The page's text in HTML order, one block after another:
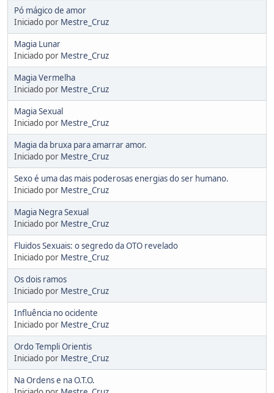
Pó mágico de amor
Iniciado por Mestre_Cruz
Magia Lunar
Iniciado por Mestre_Cruz
Magia Vermelha
Iniciado por Mestre_Cruz
Magia Sexual
Iniciado por Mestre_Cruz
Magia da bruxa para amarrar amor.
Iniciado por Mestre_Cruz
Sexo é uma das mais poderosas energias do ser humano.
Iniciado por Mestre_Cruz
Magia Negra Sexual
Iniciado por Mestre_Cruz
Fluidos Sexuais: o segredo da OTO revelado
Iniciado por Mestre_Cruz
Os dois ramos
Iniciado por Mestre_Cruz
Influência no ocidente
Iniciado por Mestre_Cruz
Ordo Templi Orientis
Iniciado por Mestre_Cruz
Na Ordens e na O.T.O.